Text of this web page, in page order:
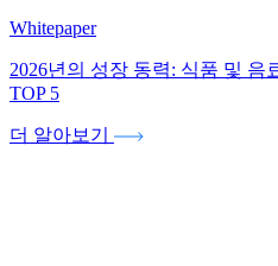
Whitepaper
2026년의 성장 동력: 식품 및 음
TOP 5
더 알아보기